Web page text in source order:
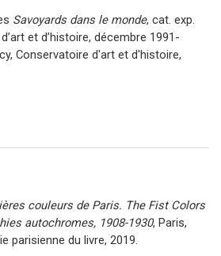
Savoyards dans le monde, cat. exp.
et d’histoire, décembre 1991-
Conservatoire d'art et d'histoire,
couleurs de Paris. The Fist Colors
autochromes, 1908-1930, Paris,
parisienne du livre, 2019.